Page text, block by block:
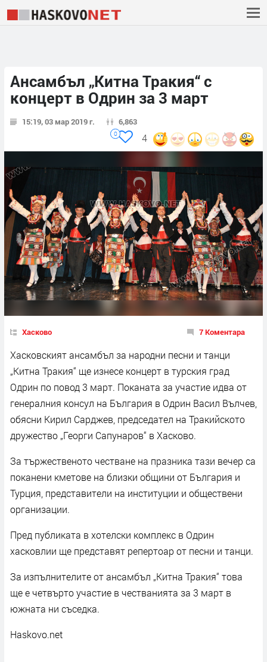
Ансамбъл „Китна Тракия“ с
концерт в Одрин за 3 март
15:19, 03 мар 2019 г. 6,863
4
0
Хасково 7 Коментара
Хасковският ансамбъл за народни песни и танци
„Китна Тракия“ ще изнесе концерт в турския град
Одрин по повод 3 март. Поканата за участие идва от
генералния консул на България в Одрин Васил Вълчев,
обясни Кирил Сарджев, председател на Тракийското
дружество „Георги Сапунаров“ в Хасково.
За тържественото честване на празника тази вечер са
поканени кметове на близки общини от България и
Турция, представители на институции и обществени
организации.
Пред публиката в хотелски комплекс в Одрин
хасковлии ще представят репертоар от песни и танци.
За изпълнителите от ансамбъл „Китна Тракия“ това
ще е четвърто участие в честванията за 3 март в
южната ни съседка.
Haskovo.net